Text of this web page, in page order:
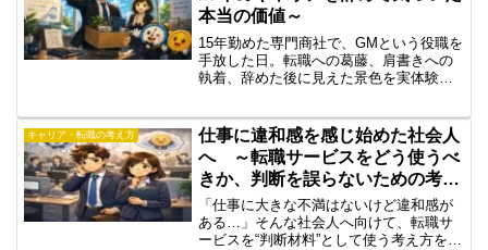
本当の価値～
15年勤めた専門商社で、GMという役職を
手放した日。転職への葛藤、肩書きへの
執着、辞めた後に見えた景色を実体験ベ
キャリア・転職の考え方
仕事に違和感を感じ始めた社会人
へ ～転職サービスをどう使うべ
きか、判断を誤らないための考え
方～
「仕事に大きな不満はないけど違和感が
ある…」そんな社会人へ向けて、転職サ
ービスを“判断材料”として使う考え方を解